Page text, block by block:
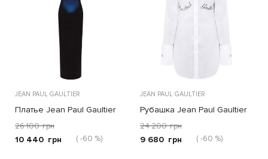
JEAN PAUL GAULTIER
Платье Jean Paul Gaultier
чёрно-синее
26 100 грн
10 440 грн ( -60 %)
JEAN PAUL GAULTIER
Рубашка Jean Paul Gaultier
белая
24 200 грн
9 680 грн ( -60 %)